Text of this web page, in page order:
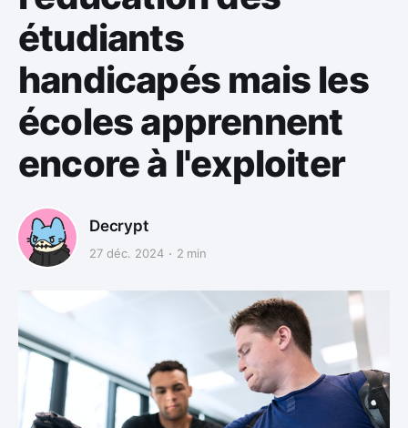
étudiants
handicapés mais les
écoles apprennent
encore à l'exploiter
Decrypt
27 déc. 2024 2 min